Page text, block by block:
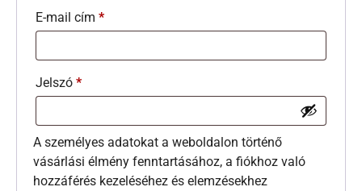
E-mail cím *
Jelszó *
A személyes adatokat a weboldalon történő
vásárlási élmény fenntartásához, a fiókhoz való
hozzáférés kezeléséhez és elemzésekhez